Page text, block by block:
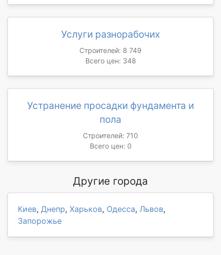
Услуги разнорабочих
Строителей: 8 749
Всего цен: 348
Устранение просадки фундамента и
пола
Строителей: 710
Всего цен: 0
Другие города
Киев, Днепр, Харьков, Одесса, Львов,
Запорожье